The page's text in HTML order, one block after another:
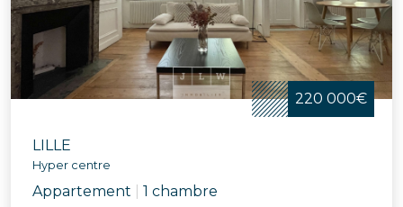
220 000€
LILLE
Hyper centre
Appartement 1 chambre